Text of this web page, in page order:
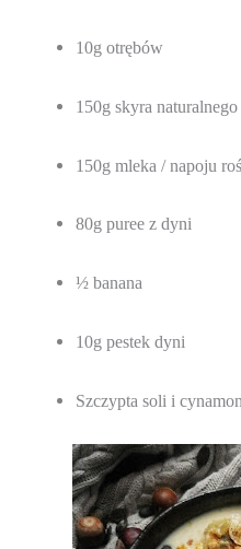
10g otrębów
150g skyra naturalnego
150g mleka / napoju
80g puree z dyni
½ banana
10g pestek dyni
Szczypta soli i